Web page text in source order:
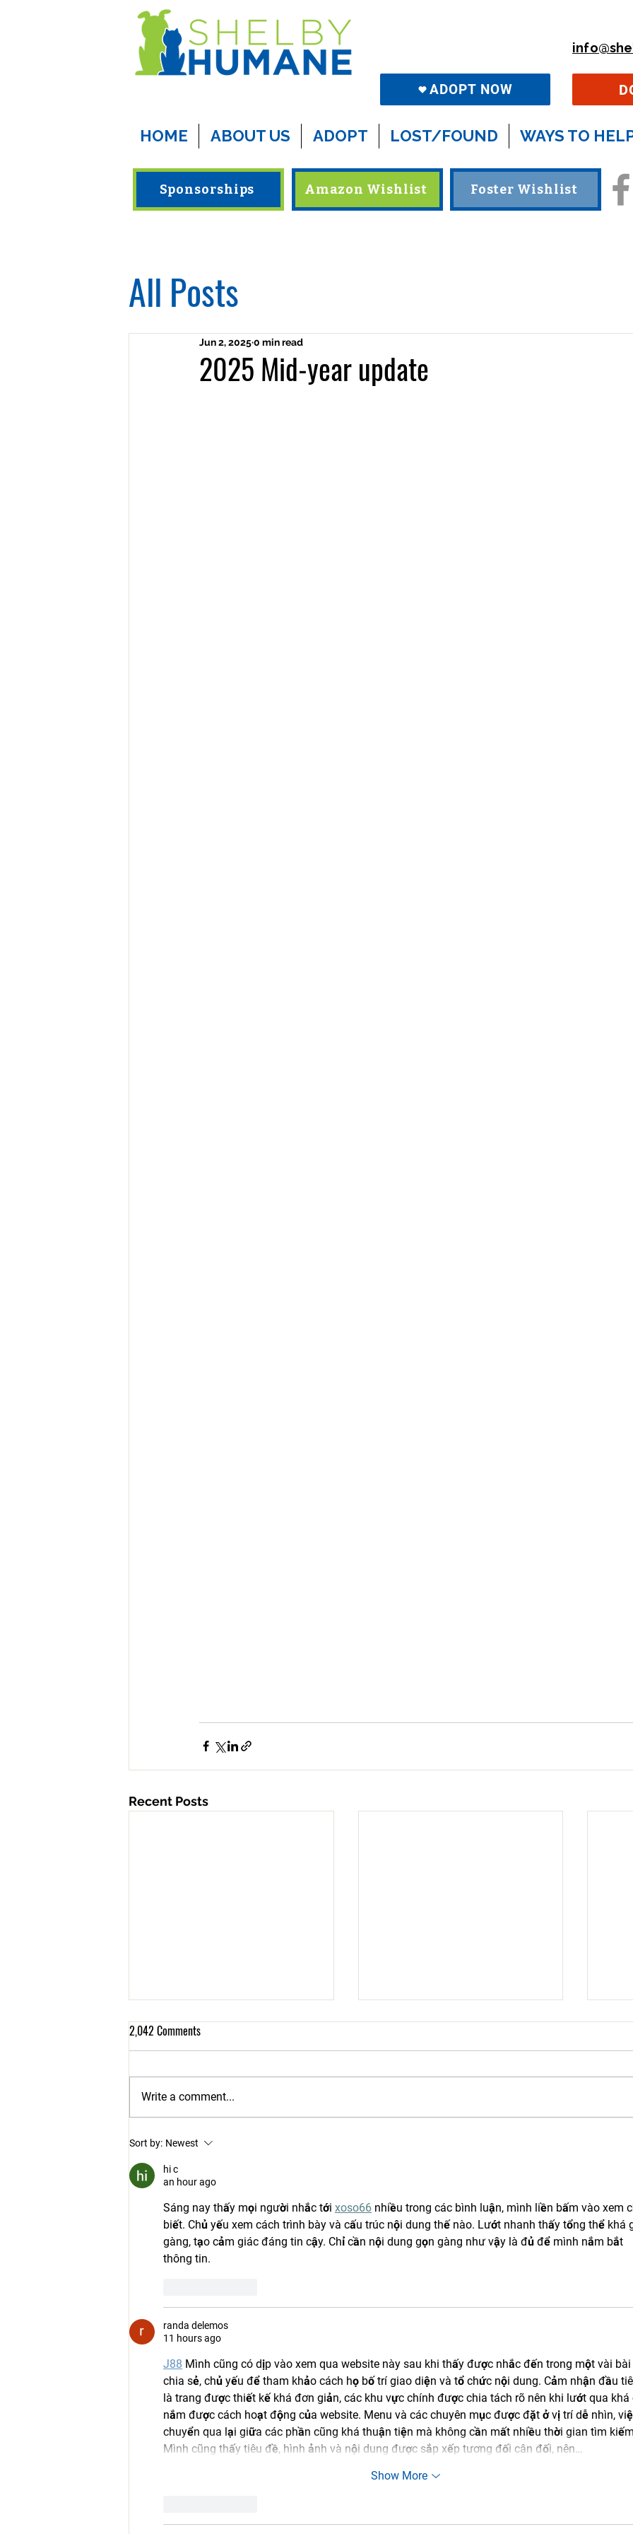
ADOPT NOW
HOME ABOUT US ADOPT LOST/FOUND WAYS TO
Sponsorships Amazon Wishlist Foster Wishlist
All Posts
2025 Mid-year update
Jun 2, 20250 min read
Recent Posts
Shelby Humane launches Fix-A-Bull
Program
2,042 Comments
Write a comment...
Sort by: Newest
hi c
an hour ago
Sáng nay thấy mọi người nhắc tới xoso66 nhiều trong các bình luận, mình liền bấm vào xem
biết. Chủ yếu xem cách trình bày và cấu trúc nội dung thế nào. Lướt nhanh thấy tổng thể khá
gàng, tạo cảm giác đáng tin cậy. Chỉ cần nội dung gọn gàng như vậy là đủ để mình nắm bắt
thông tin.
randa delemos
11 hours ago
J88 Mình cũng có dịp vào xem qua website này sau khi thấy được nhắc đến trong một vài bài
chia sẻ, chủ yếu để tham khảo cách họ bố trí giao diện và tổ chức nội dung. Cảm nhận đầu
là trang được thiết kế khá đơn giản, các khu vực chính được chia tách rõ nên khi lướt qua khá
nắm được cách hoạt động của website. Menu và các chuyên mục được đặt ở vị trí dễ nhìn,
chuyển qua lại giữa các phần cũng khá thuận tiện mà không cần mất nhiều thời gian tìm
Mình cũng thấy tiêu đề, hình ảnh và nội dung được sắp xếp tương đối cân đối, nên…
Show More